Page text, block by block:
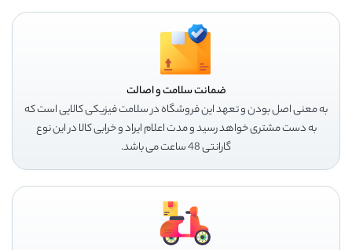
ضمانت سلامت و اصالت
به معنی اصل بودن و تعهد این فروشگاه در سلامت فیزیکی کالایی است که
به دست مشتری خواهد رسید و مدت اعلام ایراد و خرابی کالا در این نوع
گارانتی 48 ساعت می باشد.